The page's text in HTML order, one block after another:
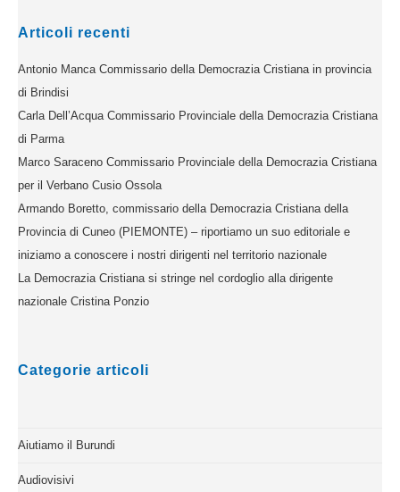
Articoli recenti
Antonio Manca Commissario della Democrazia Cristiana in provincia
di Brindisi
Carla Dell’Acqua Commissario Provinciale della Democrazia Cristiana
di Parma
Marco Saraceno Commissario Provinciale della Democrazia Cristiana
per il Verbano Cusio Ossola
Armando Boretto, commissario della Democrazia Cristiana della
Provincia di Cuneo (PIEMONTE) – riportiamo un suo editoriale e
iniziamo a conoscere i nostri dirigenti nel territorio nazionale
La Democrazia Cristiana si stringe nel cordoglio alla dirigente
nazionale Cristina Ponzio
Categorie articoli
Aiutiamo il Burundi
Audiovisivi